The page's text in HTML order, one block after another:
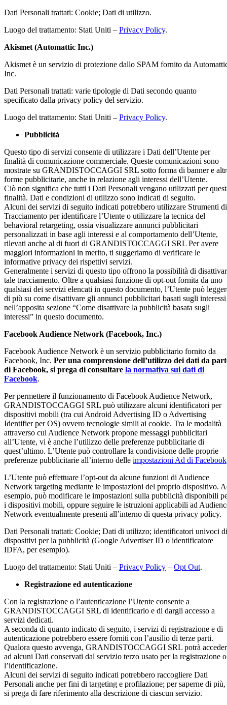
Dati Personali trattati: Cookie; Dati di utilizzo.
Luogo del trattamento: Stati Uniti – Privacy Policy.
Akismet (Automattic Inc.)
Akismet è un servizio di protezione dallo SPAM fornito da
Inc.
Dati Personali trattati: varie tipologie di Dati secondo quanto
specificato dalla privacy policy del servizio.
Luogo del trattamento: Stati Uniti – Privacy Policy.
Pubblicità
Questo tipo di servizi consente di utilizzare i Dati dell’Utente per
finalità di comunicazione commerciale. Queste comunicazioni sono
mostrate su GRANDISTOCCAGGI SRL sotto forma di banner e
forme pubblicitarie, anche in relazione agli interessi dell’Utente.
Ciò non significa che tutti i Dati Personali vengano utilizzati per
finalità. Dati e condizioni di utilizzo sono indicati di seguito.
Alcuni dei servizi di seguito indicati potrebbero utilizzare Strumenti di
Tracciamento per identificare l’Utente o utilizzare la tecnica del
behavioral retargeting, ossia visualizzare annunci pubblicitari
personalizzati in base agli interessi e al comportamento dell’Utente,
rilevati anche al di fuori di GRANDISTOCCAGGI SRL Per avere
maggiori informazioni in merito, ti suggeriamo di verificare le
informative privacy dei rispettivi servizi.
Generalmente i servizi di questo tipo offrono la possibilità di
tale tracciamento. Oltre a qualsiasi funzione di opt-out fornita da uno
qualsiasi dei servizi elencati in questo documento, l’Utente può
di più su come disattivare gli annunci pubblicitari basati sugli interessi
nell’apposita sezione “Come disattivare la pubblicità basata sugli
interessi” in questo documento.
Facebook Audience Network (Facebook, Inc.)
Facebook Audience Network è un servizio pubblicitario fornito da
Facebook, Inc. Per una comprensione dell’utilizzo dei dati da
di Facebook, si prega di consultare la normativa sui dati di
Facebook.
Per permettere il funzionamento di Facebook Audience Network,
GRANDISTOCCAGGI SRL può utilizzare alcuni identificatori per
dispositivi mobili (tra cui Android Advertising ID o Advertising
Identifier per OS) ovvero tecnologie simili ai cookie. Tra le modalità
attraverso cui Audience Network propone messaggi pubblicitari
all’Utente, vi è anche l’utilizzo delle preferenze pubblicitarie di
quest’ultimo. L’Utente può controllare la condivisione delle proprie
preferenze pubblicitarie all’interno delle impostazioni Ad di Facebook
L’Utente può effettuare l’opt-out da alcune funzioni di Audience
Network targeting mediante le impostazioni del proprio dispositivo.
esempio, può modificare le impostazioni sulla pubblicità disponibili
i dispositivi mobili, oppure seguire le istruzioni applicabili ad
Network eventualmente presenti all’interno di questa privacy policy.
Dati Personali trattati: Cookie; Dati di utilizzo; identificatori univoci di
dispositivi per la pubblicità (Google Advertiser ID o identificatore
IDFA, per esempio).
Luogo del trattamento: Stati Uniti – Privacy Policy – Opt Out.
Registrazione ed autenticazione
Con la registrazione o l’autenticazione l’Utente consente a
GRANDISTOCCAGGI SRL di identificarlo e di dargli accesso a
servizi dedicati.
A seconda di quanto indicato di seguito, i servizi di registrazione e di
autenticazione potrebbero essere forniti con l’ausilio di terze parti.
Qualora questo avvenga, GRANDISTOCCAGGI SRL potrà
ad alcuni Dati conservati dal servizio terzo usato per la registrazione o
l’identificazione.
Alcuni dei servizi di seguito indicati potrebbero raccogliere Dati
Personali anche per fini di targeting e profilazione; per saperne di più,
si prega di fare riferimento alla descrizione di ciascun servizio.